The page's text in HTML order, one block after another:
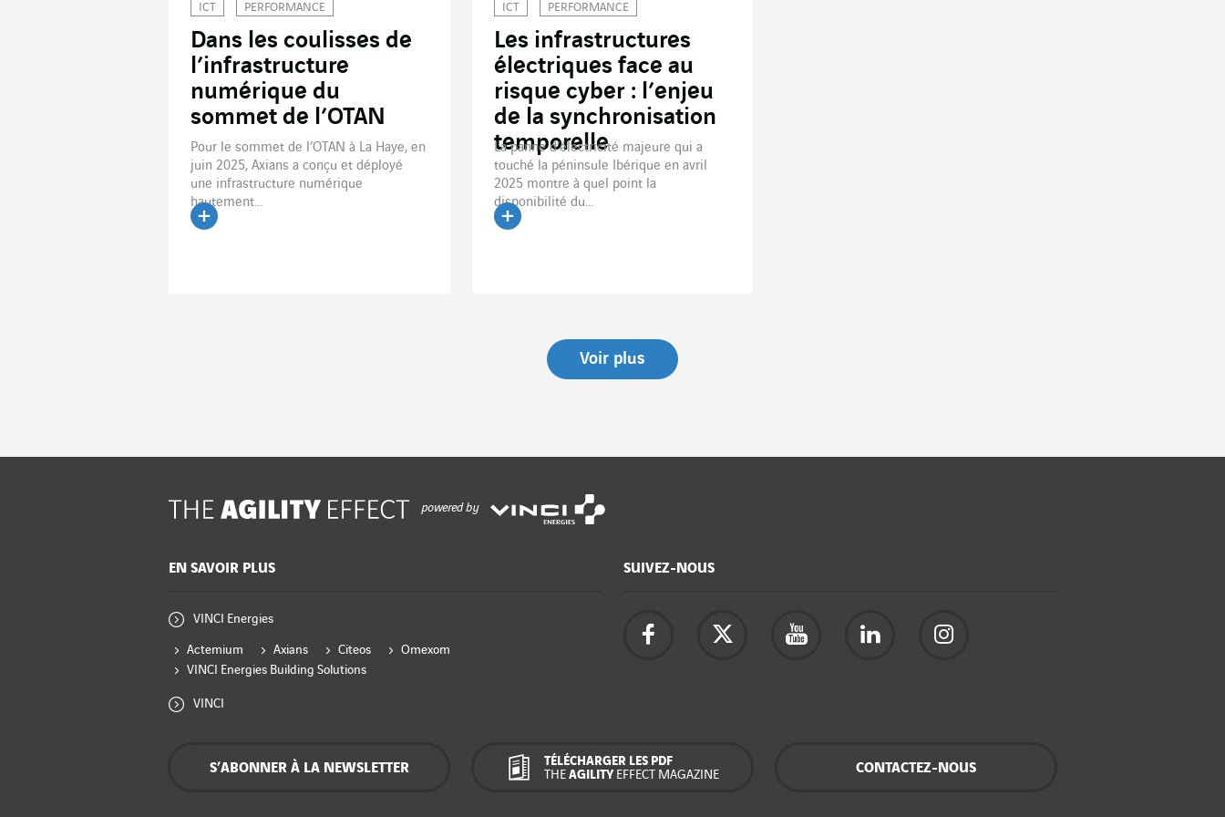
ICT PERFORMANCE
Dans les coulisses de
l’infrastructure
numérique du
sommet de l’OTAN
Pour le sommet de l’OTAN à La Haye, en
juin 2025, Axians a conçu et déployé
une infrastructure numérique
hautement...
ICT PERFORMANCE
Les infrastructures
électriques face au
risque cyber : l’enjeu
de la synchronisation
temporelle
La panne d’électricité majeure qui a
touché la péninsule Ibérique en avril
2025 montre à quel point la
disponibilité du...
Voir plus
powered by
EN SAVOIR PLUS
VINCI Energies
Actemium Axians Citeos
Omexom
VINCI Energies Building Solutions
VINCI
SUIVEZ-NOUS
S’ABONNER À LA NEWSLETTER
TÉLÉCHARGER LES PDF
THEAGILITY EFFECT MAGAZINE CONTACTEZ-NOUS